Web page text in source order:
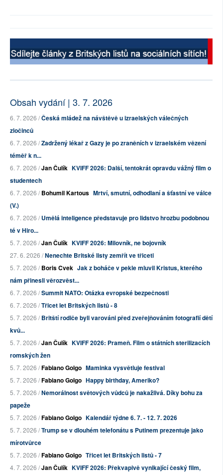
Obsah vydání | 3. 7. 2026
6. 7. 2026 /Česká mládež na návštěvě u izraelských válečných
zločinců
6. 7. 2026 /Zadržený lékař z Gazy je po zraněních v izraelském vězení
téměř k n...
6. 7. 2026 /Jan Čulík KVIFF 2026: Další, tentokrát opravdu vážný film o
studentech
6. 7. 2026 /Bohumil Kartous Mrtví, smutní, odhodlaní a šťastní ve válce
(V.)
6. 7. 2026 /Umělá inteligence představuje pro lidstvo hrozbu podobnou
té v Hiro...
5. 7. 2026 /Jan Čulík KVIFF 2026: Milovník, ne bojovník
27. 6. 2026 /Nenechte Britské listy zemřít ve třiceti
5. 7. 2026 /Boris Cvek Jak z boháče v pekle mluvil Kristus, kterého
nám přinesli věrozvěst...
6. 7. 2026 /Summit NATO: Otázka evropské bezpečnosti
6. 7. 2026 /Třicet let Britských listů - 8
5. 7. 2026 /Britští rodiče byli varováni před zveřejňováním fotografií dětí
kvů...
5. 7. 2026 /Jan Čulík KVIFF 2026: Prameň. Film o státních sterilizacích
romských žen
5. 7. 2026 /Fabiano Golgo Maminka vysvětluje festival
5. 7. 2026 /Fabiano Golgo Happy birthday, Ameriko?
5. 7. 2026 /Nemorálnost světových vůdců je nakažlivá. Díky bohu za
papeže
5. 7. 2026 /Fabiano Golgo Kalendář týdne 6. 7. - 12. 7. 2026
5. 7. 2026 /Trump se v dlouhém telefonátu s Putinem prezentuje jako
mírotvůrce
5. 7. 2026 /Fabiano Golgo Třicet let Britských listů - 7
4. 7. 2026 /Jan Čulík KVIFF 2026: Překvapivě vynikající český film,